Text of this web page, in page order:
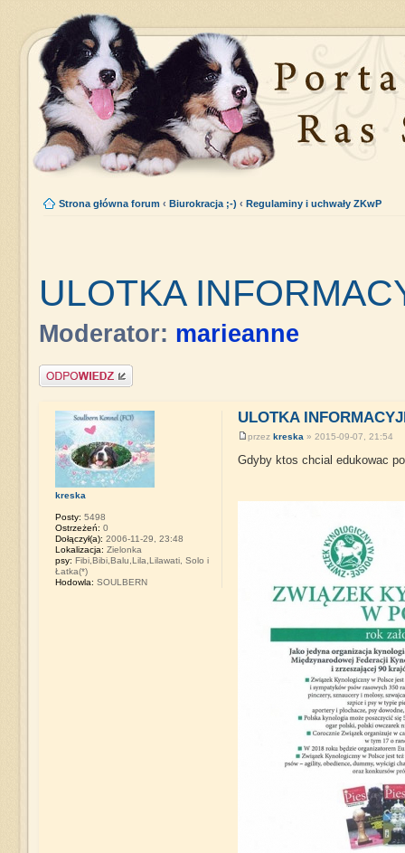
Strona główna forum ‹ Biurokracja ;-) ‹ Regulaminy i uchwały ZKwP
ULOTKA
Moderator: marieanne
Napisz komentarz
ULOTKA
przez kreska » 2015-09-07, 21:54
Gdyby ktos chcial edukowac
kreska
Posty: 5498
Ostrzeżeń: 0
Dołączył(a): 2006-11-29, 23:48
Lokalizacja: Zielonka
psy: Fibi,Bibi,Balu,Lila,Lilawati, Solo i
Łatka(*)
Hodowla: SOULBERN